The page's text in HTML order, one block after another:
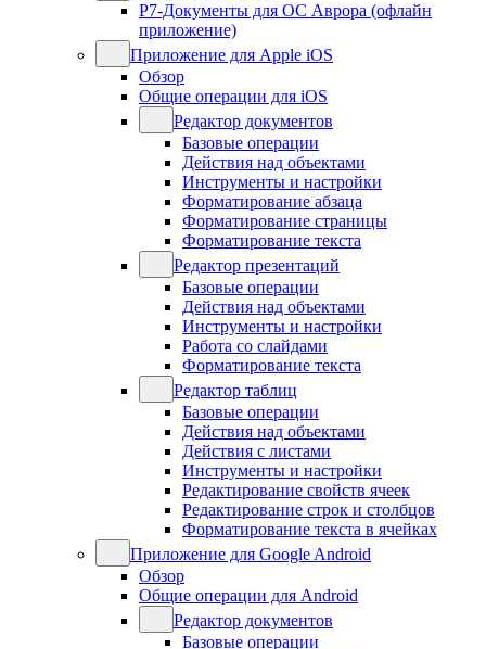
Р7-Документы для ОС Аврора (офлайн
приложение)
Приложение для Apple iOS
Обзор
Общие операции для iOS
Редактор документов
Базовые операции
Действия над объектами
Инструменты и настройки
Форматирование абзаца
Форматирование страницы
Форматирование текста
Редактор презентаций
Базовые операции
Действия над объектами
Инструменты и настройки
Работа со слайдами
Форматирование текста
Редактор таблиц
Базовые операции
Действия над объектами
Действия с листами
Инструменты и настройки
Редактирование свойств ячеек
Редактирование строк и столбцов
Форматирование текста в ячейках
Приложение для Google Android
Обзор
Общие операции для Android
Редактор документов
Базовые операции